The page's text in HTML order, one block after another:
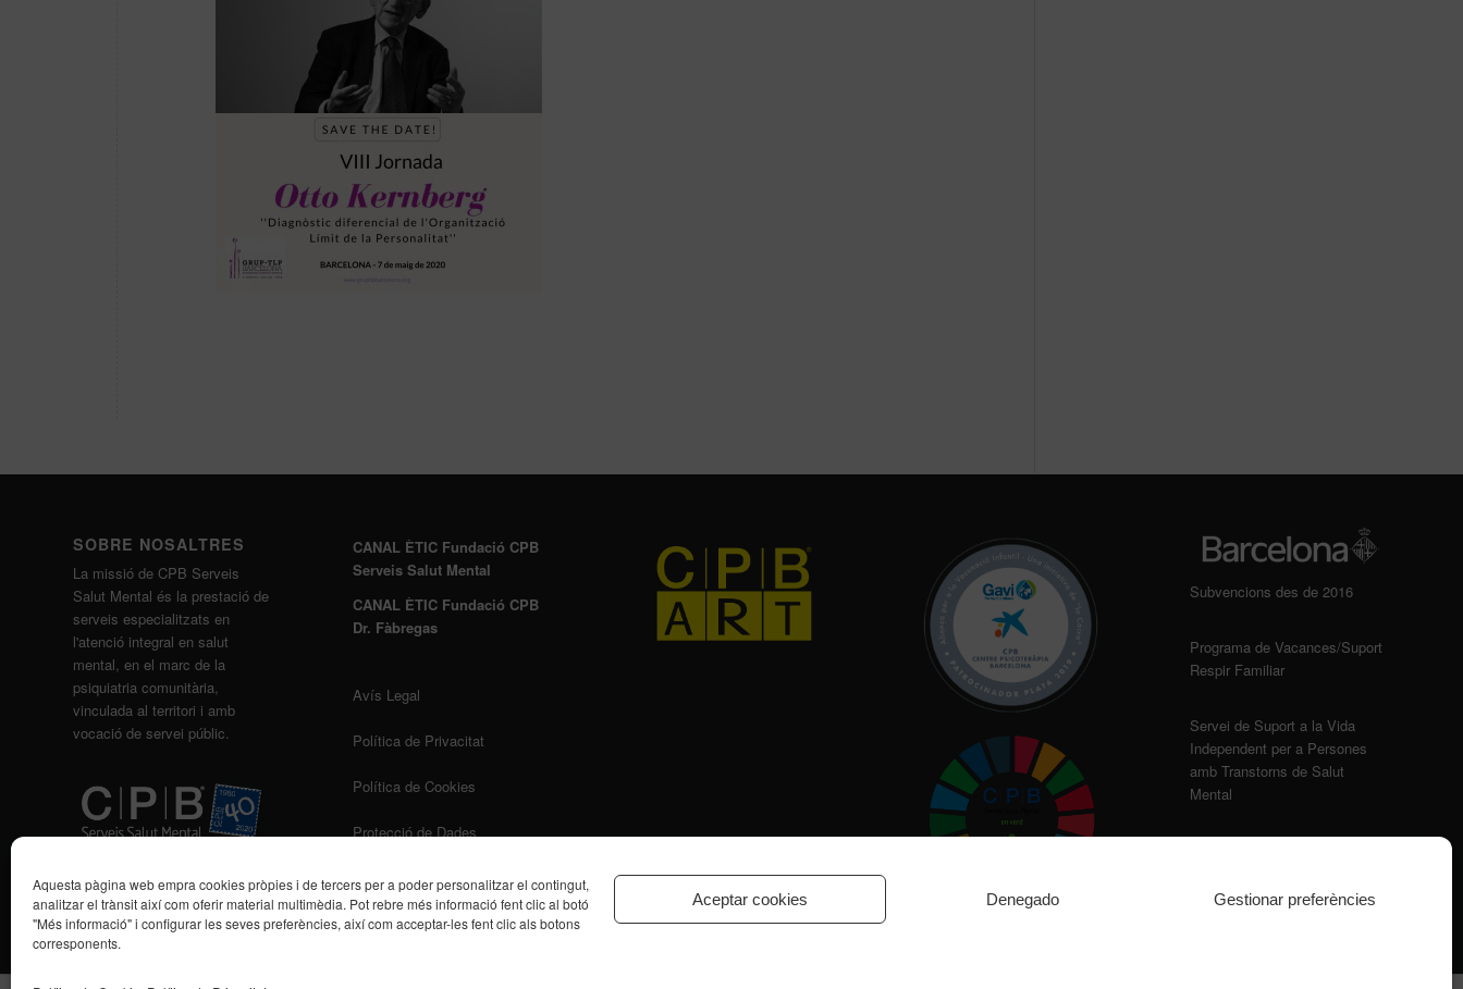
Aquesta pàgina web empra cookies pròpies i de tercers per a poder personalitzar el contingut,
analitzar el trànsit així com oferir material multimèdia. Pot rebre més informació fent clic al botó
"Més informació" i configurar les seves preferències, així com acceptar-les fent clic als botons
corresponents.
Aceptar cookies Denegado Gestionar preferències
SOBRE NOSALTRES
La missió de CPB Serveis
Salut Mental és la prestació de
serveis especialitzats en
l'atenció integral en salut
mental, en el marc de la
psiquiatria comunitària,
vinculada al territori i amb
vocació de servei públic.
CANAL ÈTIC Fundació CPB
Serveis Salut Mental
CANAL ÈTIC Fundació CPB
Dr. Fàbregas
Avís Legal
Política de Privacitat
Política de Cookies
Protecció de Dades
Subvencions des de 2016
Programa de Vacances/Suport
Respir Familiar
Servei de Suport a la Vida
Independent per a Persones
amb Transtorns de Salut
Mental